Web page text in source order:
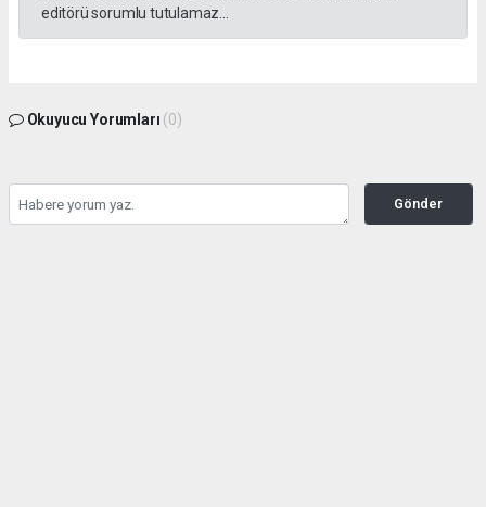
editörü sorumlu tutulamaz...
Okuyucu Yorumları (0)
Gönder